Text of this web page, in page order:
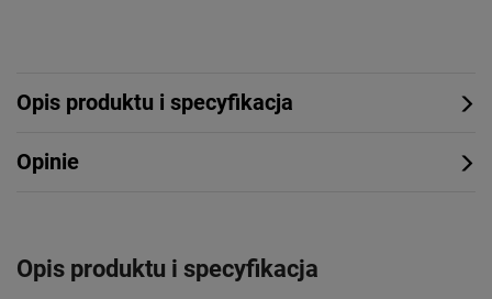
Opis produktu i specyfikacja
Opinie
Opis produktu i specyfikacja